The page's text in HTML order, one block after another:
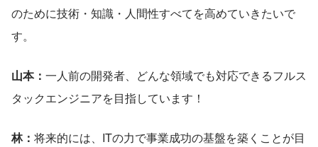
のために技術・知識・人間性すべてを高めていきたいで
す。
山本： 一人前の開発者、どんな領域でも対応できるフルス
タックエンジニアを目指しています！
林： 将来的には、ITの力で事業成功の基盤を築くことが目